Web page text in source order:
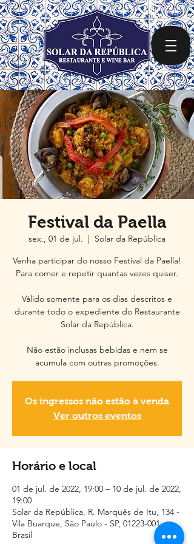
Festival da Paella
sex., 01 de jul.
  |
Solar da República
Venha participar do nosso Festival da Paella!
Para comer e repetir quantas vezes quiser.
Válido somente para os dias descritos e
durante todo o expediente do Restaurante
Solar da República.
Não estão inclusas bebidas e nem se
acumula com outras promoções.
Os ingressos não estão à venda
Ver outros eventos
Horário e local
01 de jul. de 2022, 19:00 – 10 de jul. de 2022,
19:00
Solar da República, R. Marquês de Itu, 134 -
Vila Buarque, São Paulo - SP, 01223-001,
Brasil